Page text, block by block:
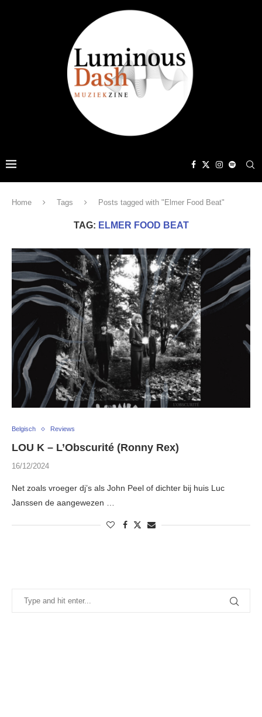
Home Tags Posts tagged with "Elmer Food Beat"
TAG: ELMER FOOD BEAT
Belgisch Reviews
LOU K – L’Obscurité (Ronny Rex)
16/12/2024
Net zoals vroeger dj’s als John Peel of dichter bij huis Luc
Janssen de aangewezen …